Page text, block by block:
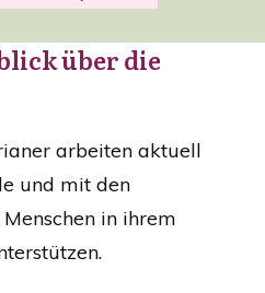
über die
arbeiten aktuell
und mit den
in ihrem